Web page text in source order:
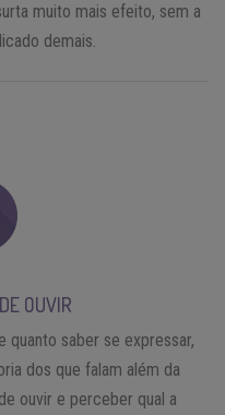
muito mais efeito, sem a
demais.
OUVIR
quanto saber se expressar,
dos que falam além da
ouvir e perceber qual a